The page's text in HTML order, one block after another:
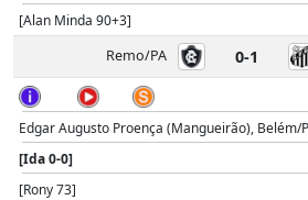
[Alan Minda 90+3]
Remo/PA
0-1
Edgar Augusto Proença (Mangueirão), Belém/
[Ida 0-0]
[Rony 73]